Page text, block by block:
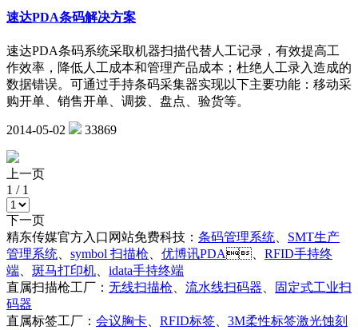
速达PDA条码解决方案
速达PDA条码系统采取机器扫描代替人工记录，有效提高工
作效率，降低人工成本和管理产品成本；杜绝人工录入造成的
数据错误。可通过手持条码采集器实现以下主要功能：移动采
购开单、销售开单、调拨、盘点、验货等。
2014-05-02 33869
上一页
1 / 1
下一页
精东传媒官方入口网站免费科技： 条码管理系统、 SMT生产
管理系统、 symbol 扫描枪、 优博讯PDA、 RFID手持终
端、 斑马打印机、 idata手持终端
直属扫描枪工厂： 无线扫描枪、 流水线扫码器、
固定式工业扫
码器
直属标签工厂： 会议胸卡、 RFID标签、 3M柔性标签激光蚀刻